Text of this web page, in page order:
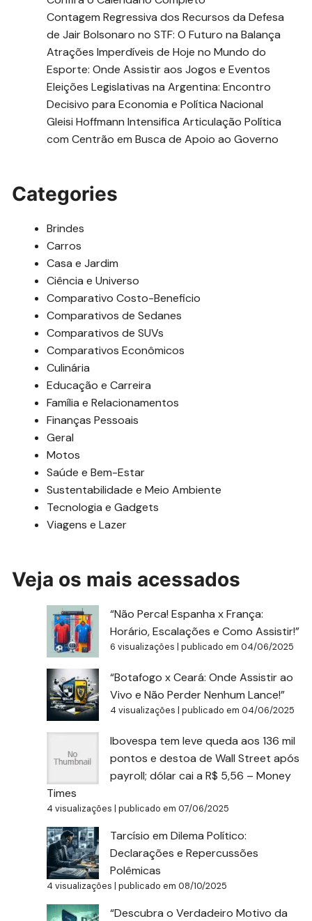
Contagem Regressiva dos Recursos da Defesa
de Jair Bolsonaro no STF: O Futuro na Balança
Atrações Imperdíveis de Hoje no Mundo do
Esporte: Onde Assistir aos Jogos e Eventos
Eleições Legislativas na Argentina: Encontro
Decisivo para Economia e Política Nacional
Gleisi Hoffmann Intensifica Articulação Política
com Centrão em Busca de Apoio ao Governo
Categories
Brindes
Carros
Casa e Jardim
Ciência e Universo
Comparativo Costo-Beneficio
Comparativos de Sedanes
Comparativos de SUVs
Comparativos Econômicos
Culinária
Educação e Carreira
Família e Relacionamentos
Finanças Pessoais
Geral
Motos
Saúde e Bem-Estar
Sustentabilidade e Meio Ambiente
Tecnologia e Gadgets
Viagens e Lazer
Veja os mais acessados
“Não Perca! Espanha x França:
Horário, Escalações e Como Assistir!”
6 visualizações |publicado em 04/06/2025
“Botafogo x Ceará: Onde Assistir ao
Vivo e Não Perder Nenhum Lance!”
4 visualizações |publicado em 04/06/2025
Ibovespa tem leve queda aos 136 mil
pontos e destoa de Wall Street após
payroll; dólar cai a R$ 5,56 – Money
Times
4 visualizações |publicado em 07/06/2025
Tarcísio em Dilema Político:
Declarações e Repercussões
Polêmicas
4 visualizações |publicado em 08/10/2025
“Descubra o Verdadeiro Motivo da